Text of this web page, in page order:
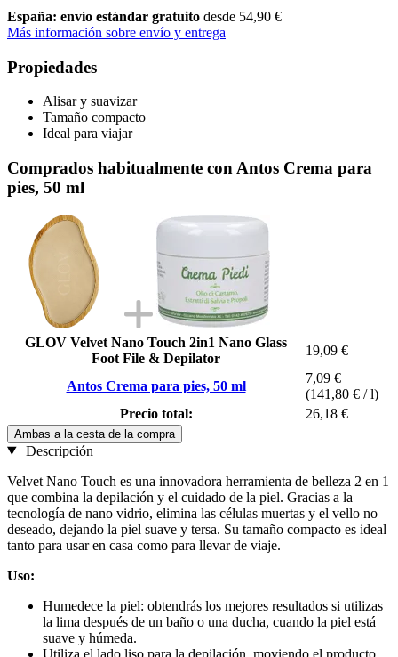
España: envío estándar gratuito desde 54,90 €
Más información sobre envío y entrega
Propiedades
Alisar y suavizar
Tamaño compacto
Ideal para viajar
Comprados habitualmente con Antos Crema para
pies, 50 ml
GLOV Velvet Nano Touch 2in1 Nano Glass
Foot File & Depilator
19,09 €
Antos Crema para pies, 50 ml
7,09 €
(141,80 € / l)
Precio total:
26,18 €
Ambas a la cesta de la compra
Descripción
Velvet Nano Touch es una innovadora herramienta de belleza 2 en 1
que combina la depilación y el cuidado de la piel. Gracias a la
tecnología de nano vidrio, elimina las células muertas y el vello no
deseado, dejando la piel suave y tersa. Su tamaño compacto es ideal
tanto para usar en casa como para llevar de viaje.
Uso:
Humedece la piel: obtendrás los mejores resultados si utilizas
la lima después de un baño o una ducha, cuando la piel está
suave y húmeda.
Utiliza el lado liso para la depilación, moviendo el producto